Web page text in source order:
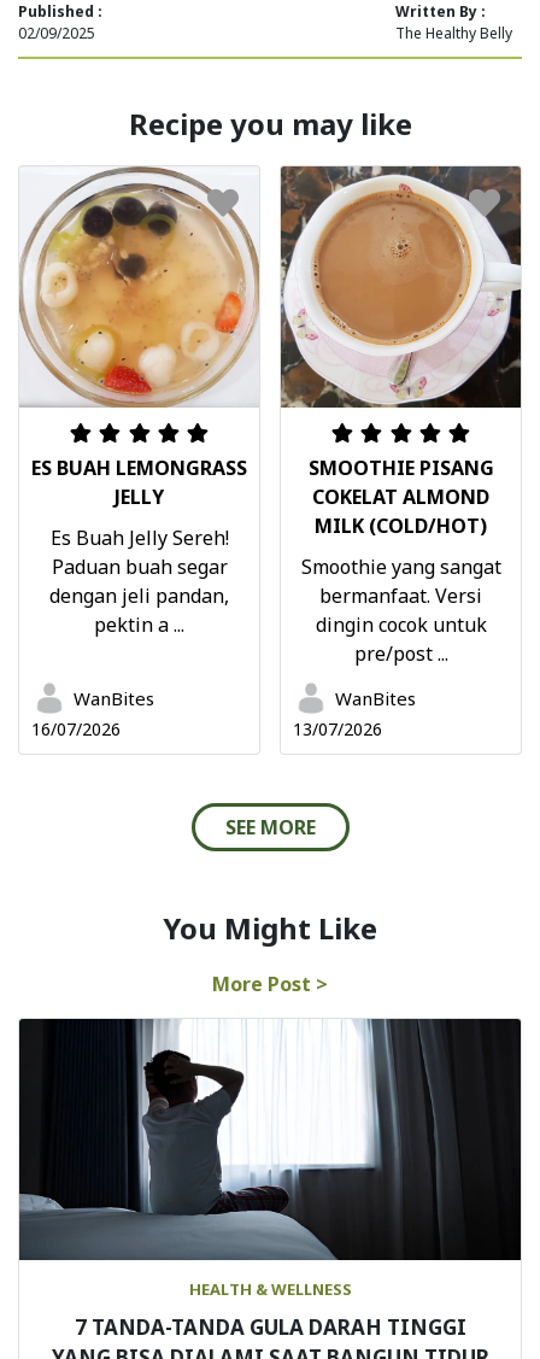
Published :
02/09/2025
Written By :
The Healthy Belly
Recipe you may like
ES BUAH LEMONGRASS
JELLY
Es Buah Jelly Sereh!
Paduan buah segar
dengan jeli pandan,
pektin a ...
WanBites
16/07/2026
SMOOTHIE PISANG
COKELAT ALMOND
MILK (COLD/HOT)
Smoothie yang sangat
bermanfaat. Versi
dingin cocok untuk
pre/post ...
WanBites
13/07/2026
SEE MORE
You Might Like
More Post >
HEALTH & WELLNESS
7 TANDA-TANDA GULA DARAH TINGGI